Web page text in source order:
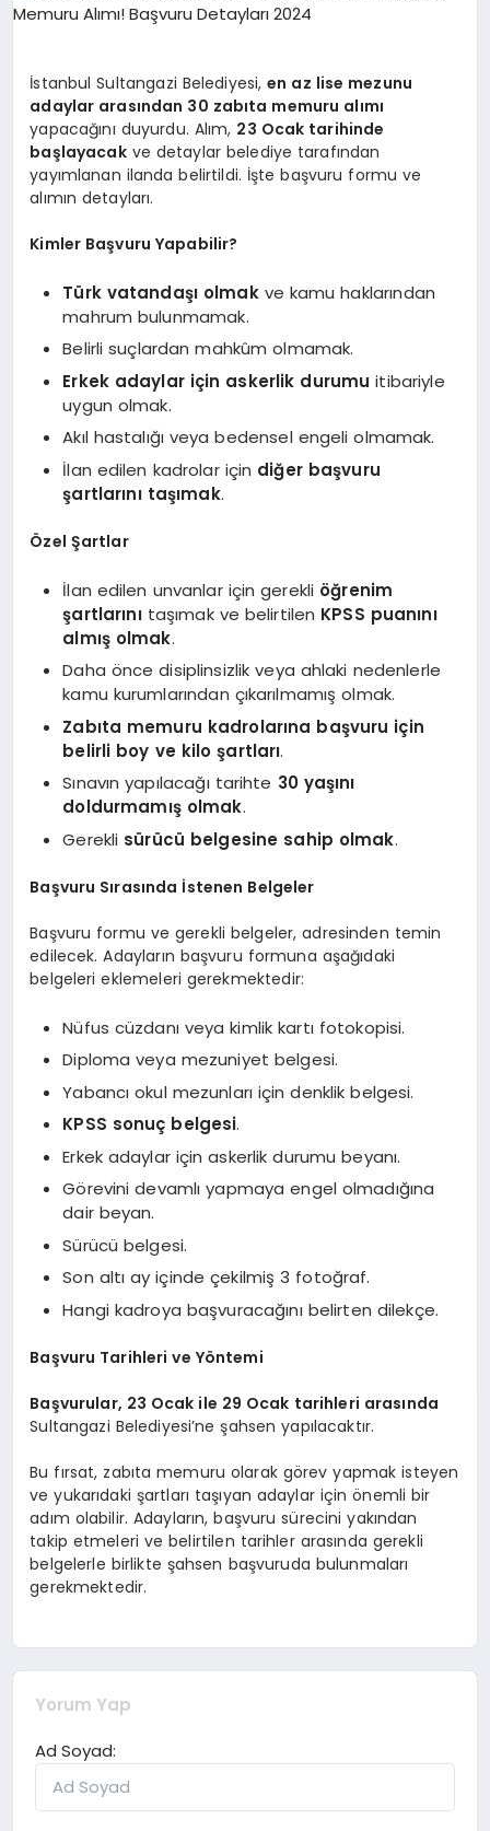
İstanbul Sultangazi Belediyesi,en az lise mezunu
adaylar arasından 30 zabıta memuru alımı
yapacağını duyurdu. Alım, 23 Ocak tarihinde
başlayacakve detaylar belediye tarafından
yayımlanan ilanda belirtildi. İşte başvuru formu ve
alımın detayları.
Kimler Başvuru Yapabilir?
Türk vatandaşı olmakve kamu haklarından
mahrum bulunmamak.
Belirli suçlardan mahkûm olmamak.
Erkek adaylar için askerlik durumu itibariyle
uygun olmak.
Akıl hastalığı veya bedensel engeli olmamak.
İlan edilen kadrolar için diğer başvuru
şartlarını taşımak.
Özel Şartlar
İlan edilen unvanlar için gerekli öğrenim
şartlarınıtaşımak ve belirtilen KPSS puanını
almış olmak.
Daha önce disiplinsizlik veya ahlaki nedenlerle
kamu kurumlarından çıkarılmamış olmak.
Zabıta memuru kadrolarına başvuru için
belirli boy ve kilo şartları.
Sınavın yapılacağı tarihte 30 yaşını
doldurmamış olmak.
Gerekli sürücü belgesine sahip olmak.
Başvuru Sırasında İstenen Belgeler
Başvuru formu ve gerekli belgeler, adresinden temin
edilecek. Adayların başvuru formuna aşağıdaki
belgeleri eklemeleri gerekmektedir:
Nüfus cüzdanı veya kimlik kartı fotokopisi.
Diploma veya mezuniyet belgesi.
Yabancı okul mezunları için denklik belgesi.
KPSS sonuç belgesi.
Erkek adaylar için askerlik durumu beyanı.
Görevini devamlı yapmaya engel olmadığına
dair beyan.
Sürücü belgesi.
Son altı ay içinde çekilmiş 3 fotoğraf.
Hangi kadroya başvuracağını belirten dilekçe.
Başvuru Tarihleri ve Yöntemi
Başvurular, 23 Ocak ile 29 Ocak tarihleri arasında
Sultangazi Belediyesi’ne şahsen yapılacaktır.
Bu fırsat, zabıta memuru olarak görev yapmak isteyen
ve yukarıdaki şartları taşıyan adaylar için önemli bir
adım olabilir. Adayların, başvuru sürecini yakından
takip etmeleri ve belirtilen tarihler arasında gerekli
belgelerle birlikte şahsen başvuruda bulunmaları
gerekmektedir.
Yorum Yap
Ad Soyad: